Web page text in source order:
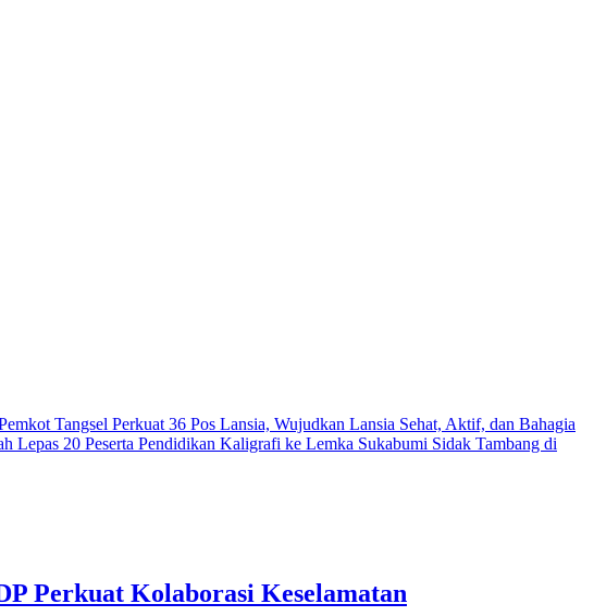
Tangsel Perkuat 36 Pos Lansia, Wujudkan Lansia Sehat, Aktif, dan Bahagia
Lepas 20 Peserta Pendidikan Kaligrafi ke Lemka Sukabumi Sidak Tambang di
Perkuat Kolaborasi Keselamatan